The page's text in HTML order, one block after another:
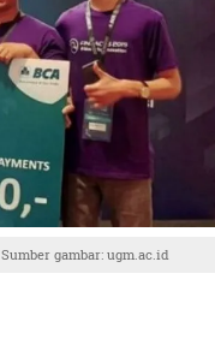
gambar: ugm.ac.id